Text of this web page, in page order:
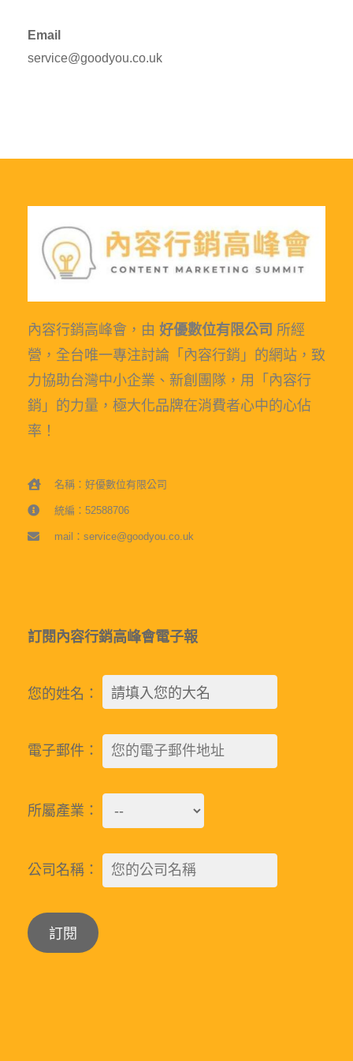
Email
service@goodyou.co.uk
內容行銷高峰會，由 好優數位有限公司 所經
營，全台唯一專注討論「內容行銷」的網站，致
力協助台灣中小企業、新創團隊，用「內容行
銷」的力量，極大化品牌在消費者心中的心佔
率！
名稱：好優數位有限公司
統編：52588706
mail：service@goodyou.co.uk
訂閱內容行銷高峰會電子報
您的姓名：
電子郵件：
所屬產業：
公司名稱：